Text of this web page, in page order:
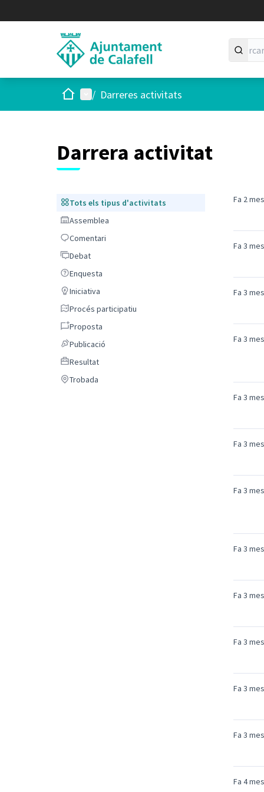
Inici Menú principal
/ Darreres activitats
Darrera activitat
Tots els tipus d'activitats
Tots els tipus d'activitats
Assemblea
Assemblea
Comentari
Comentari
DebatDebat
Enquesta
Enquesta
Iniciativa
Iniciativa
Procés participatiu
Procés participatiu
Proposta
Proposta
Publicació
Publicació
Resultat
Resultat
Trobada
Trobada
Fa 2
Fa 3
Fa 3
Fa 3
Fa 3
Fa 3
Fa 3
Fa 3
Fa 3
Fa 3
Fa 3
Fa 3
Fa 4